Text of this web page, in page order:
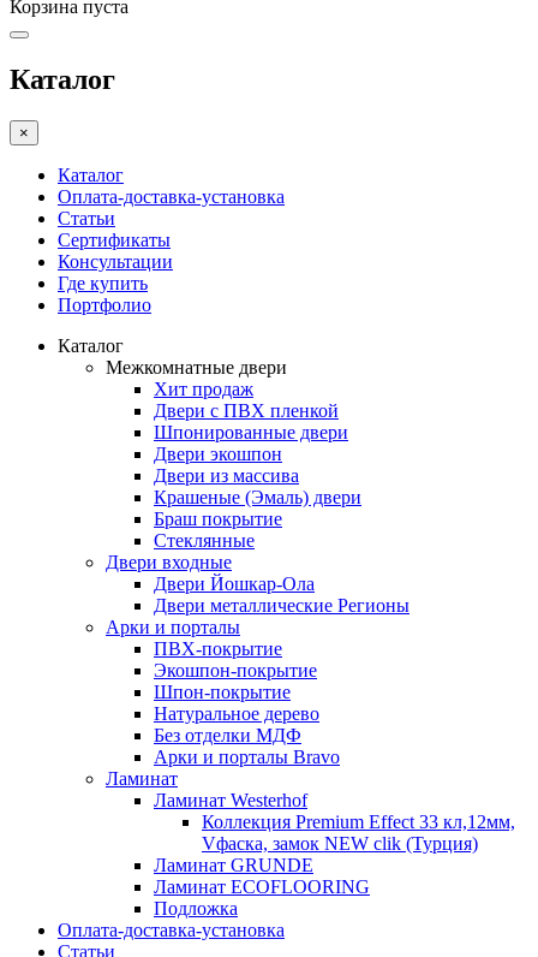
Корзина пуста
Каталог
×
Каталог
Оплата-доставка-установка
Статьи
Сертификаты
Консультации
Где купить
Портфолио
Каталог
Межкомнатные двери
Хит продаж
Двери с ПВХ пленкой
Шпонированные двери
Двери экошпон
Двери из массива
Крашеные (Эмаль) двери
Браш покрытие
Стеклянные
Двери входные
Двери Йошкар-Ола
Двери металлические Регионы
Арки и порталы
ПВХ-покрытие
Экошпон-покрытие
Шпон-покрытие
Натуральное дерево
Без отделки МДФ
Арки и порталы Bravo
Ламинат
Ламинат Westerhof
Коллекция Premium Effect 33 кл,12мм,
Vфаска, замок NEW clik (Турция)
Ламинат GRUNDE
Ламинат ECOFLOORING
Подложка
Оплата-доставка-установка
Статьи